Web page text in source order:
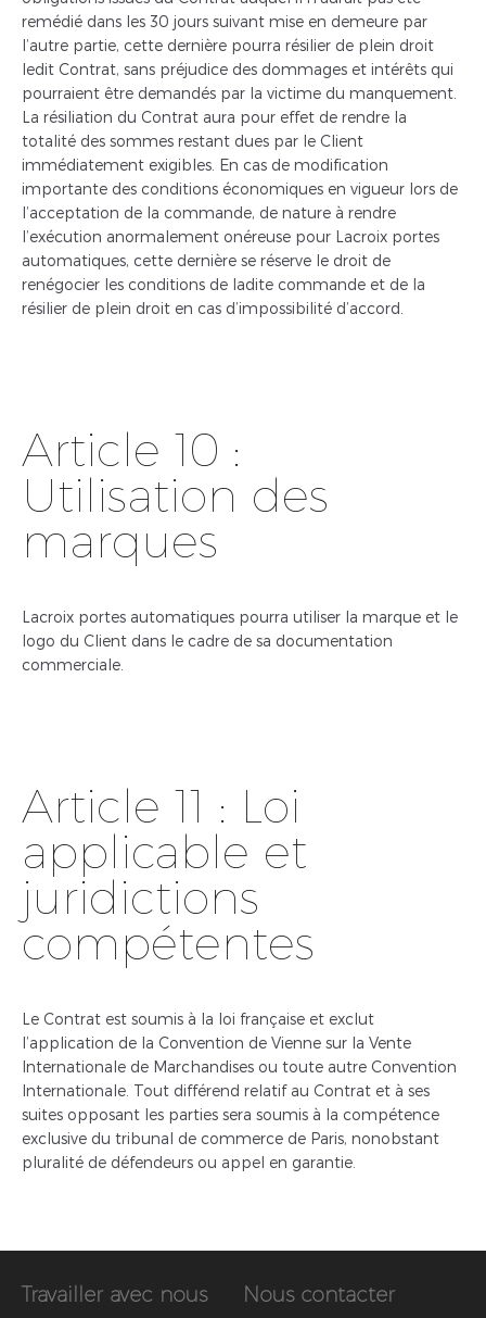
remédié dans les 30 jours suivant mise en demeure par
l’autre partie, cette dernière pourra résilier de plein droit
ledit Contrat, sans préjudice des dommages et intérêts qui
pourraient être demandés par la victime du manquement.
La résiliation du Contrat aura pour effet de rendre la
totalité des sommes restant dues par le Client
immédiatement exigibles. En cas de modification
importante des conditions économiques en vigueur lors de
l’acceptation de la commande, de nature à rendre
l’exécution anormalement onéreuse pour Lacroix portes
automatiques, cette dernière se réserve le droit de
renégocier les conditions de ladite commande et de la
résilier de plein droit en cas d’impossibilité d’accord.
Article 10 :
Utilisation des
marques
Lacroix portes automatiques pourra utiliser la marque et le
logo du Client dans le cadre de sa documentation
commerciale.
Article 11 : Loi
applicable et
juridictions
compétentes
Le Contrat est soumis à la loi française et exclut
l’application de la Convention de Vienne sur la Vente
Internationale de Marchandises ou toute autre Convention
Internationale. Tout différend relatif au Contrat et à ses
suites opposant les parties sera soumis à la compétence
exclusive du tribunal de commerce de Paris, nonobstant
pluralité de défendeurs ou appel en garantie.
Travailler avec nous Nous contacter